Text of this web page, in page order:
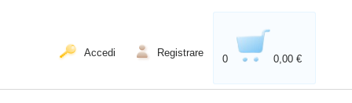
Accedi Registrare
0 0,00 €